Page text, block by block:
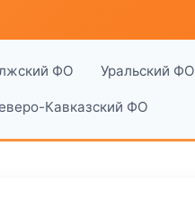
ФО Уральский ФО
Кавказский ФО